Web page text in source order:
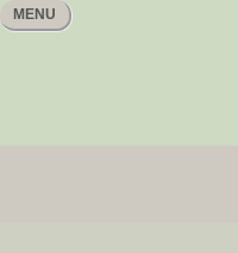
MENU